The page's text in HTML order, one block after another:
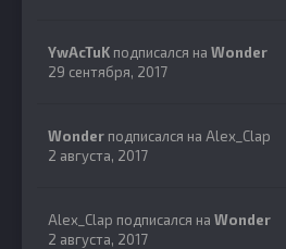
YwAcTuK подписался на Wonder
29 сентября, 2017
Wonder подписался на Alex_Clap
2 августа, 2017
Alex_Clap подписался на Wonder
2 августа, 2017